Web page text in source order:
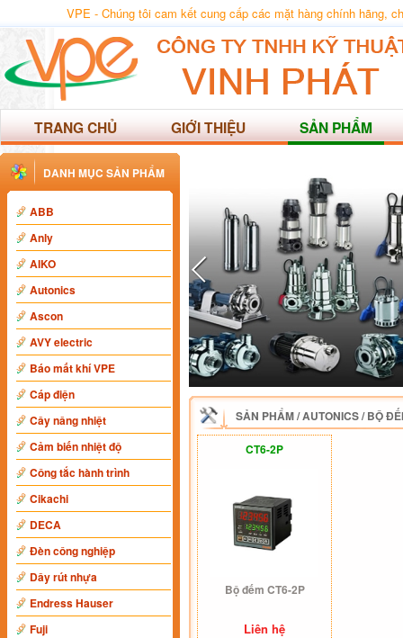
VPE - Chúng tôi cam kết cung cấp các mặt hàng chính hãng,
TRANG CHỦ GIỚI THIỆU SẢN PHẨM
DANH MỤC SẢN PHẨM
ABB
Anly
AIKO
Autonics
Ascon
AVY electric
Báo mất khí VPE
Cáp điện
Cây nâng nhiệt
Cảm biến nhiệt độ
Công tắc hành trình
Cikachi
DECA
Đèn công nghiệp
Dây rút nhựa
Endress Hauser
Fuji
SẢN PHẨM/AUTONICS/BỘ
CT6-2P
Bộ đếm CT6-2P
Liên hệ